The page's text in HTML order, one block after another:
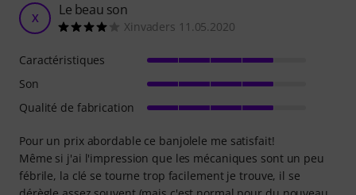
X Le beau son
Xinvaders 11.05.2020
Pour un prix abordable ce banjolele me satisfait!
Même si j'ai l'impression que les mécaniques sont un peu
fébrile, la clé se tourne trop facilement je trouve, il se
Caractéristiques
Son
Qualité de fabrication